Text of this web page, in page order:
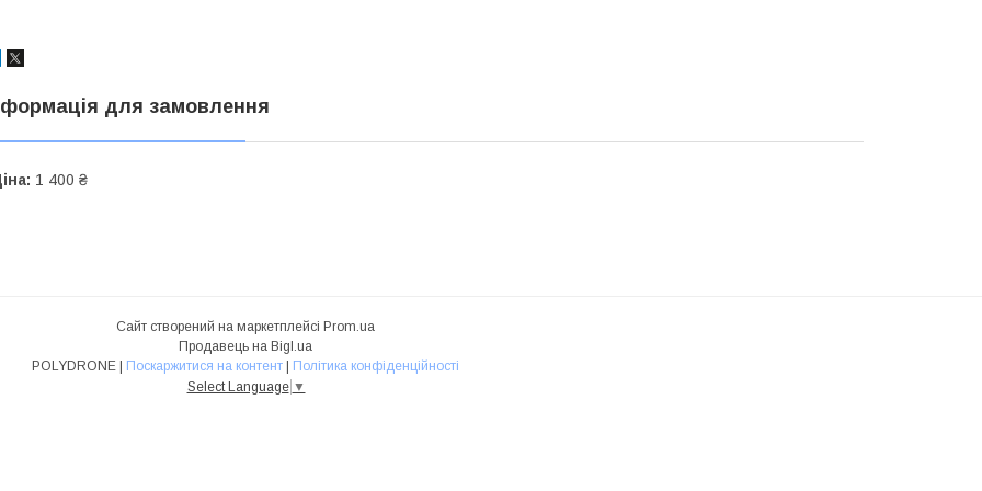
для замовлення
1 400 ₴
Сайт створений на маркетплейсі Prom.ua
Продавець на Bigl.ua
POLYDRONE | Поскаржитися на контент | Політика конфіденційності
Select Language ▼